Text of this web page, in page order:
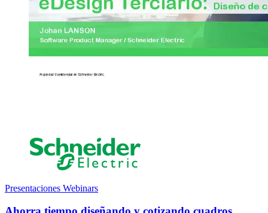
Presentaciones Webinars